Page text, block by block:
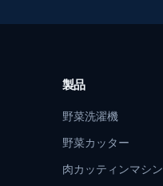
製品
野菜洗濯機
野菜カッター
肉カッティンマシン